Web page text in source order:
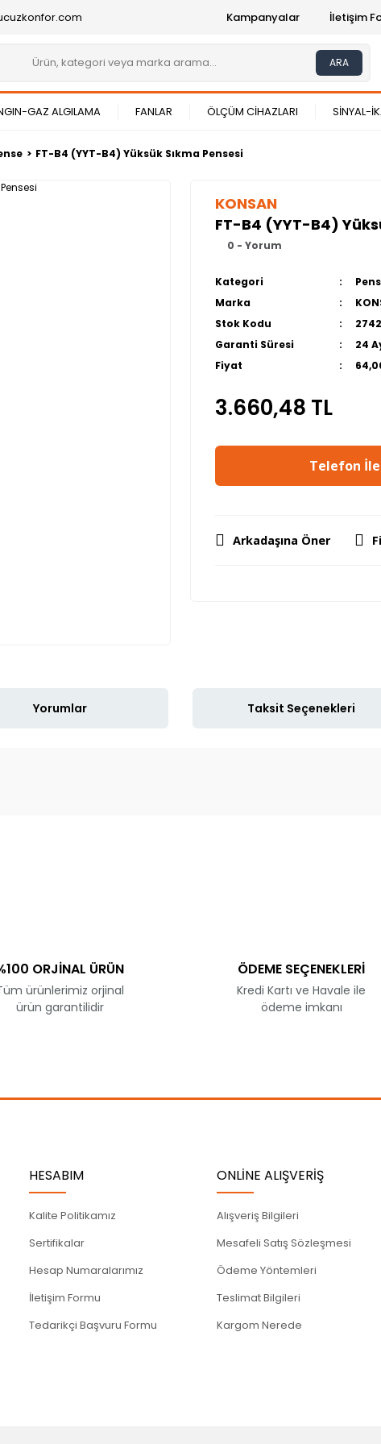
Kampanyalar İletişim
ARA
GAZ ALGILAMA FANLAR ÖLÇÜM CİHAZLARI SİNYAL-
FT-B4 (YYT-B4) Yüksük Sıkma Pensesi
KONSAN
FT-B4 (YYT-B4)
0 - Yorum
Kategori
Marka
Stok Kodu
Garanti Süresi
24
Fiyat
3.660,48 TL
Telefon
Arkadaşına Öner
Yorumlar Taksit Seçenekleri
Gönder
ORJİNAL ÜRÜN
ürünlerimiz orjinal
ürün garantilidir
ÖDEME SEÇENEKLERİ
Kredi Kartı ve Havale ile
ödeme imkanı
HESABIM
Kalite Politikamız
Sertifikalar
Hesap Numaralarımız
İletişim Formu
Tedarikçi Başvuru Formu
ONLİNE ALIŞVERİŞ
Alışveriş Bilgileri
Mesafeli Satış Sözleşmesi
Ödeme Yöntemleri
Teslimat Bilgileri
Kargom Nerede